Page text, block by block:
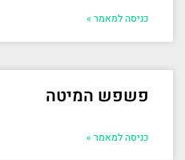
כניסה למאמר »
פשפש המיטה
כניסה למאמר »